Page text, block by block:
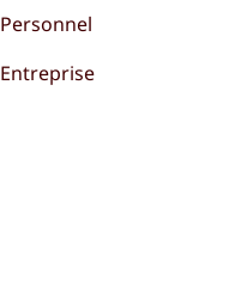
Personnel
Entreprise